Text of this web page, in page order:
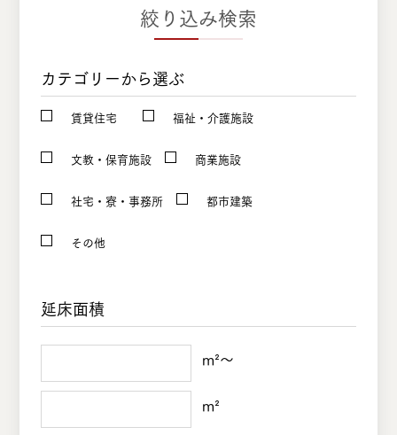
絞り込み検索
カテゴリーから選ぶ
賃貸住宅 福祉・介護施設
文教・保育施設 商業施設
社宅・寮・事務所 都市建築
その他
延床面積
m²〜
m²